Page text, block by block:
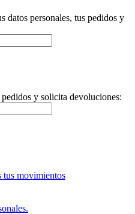
datos personales, tus pedidos y
y solicita devoluciones:
tus movimientos